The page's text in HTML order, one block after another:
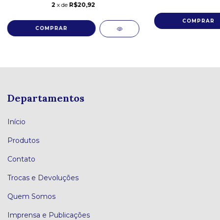
2 x de R$20,92
Departamentos
Início
Produtos
Contato
Trocas e Devoluções
Quem Somos
Imprensa e Publicações